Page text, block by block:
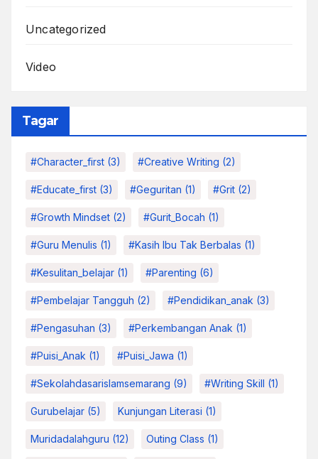
Uncategorized
Video
Tagar
#character_first (3) #Creative Writing (2)
#educate_first (3) #Geguritan (1) #grit (2)
#growth Mindset (2) #Gurit_Bocah (1)
#Guru Menulis (1) #kasih Ibu Tak Berbalas (1)
#kesulitan_belajar (1) #parenting (6)
#pembelajar Tangguh (2) #pendidikan_anak (3)
#pengasuhan (3) #Perkembangan Anak (1)
#Puisi_Anak (1) #Puisi_Jawa (1)
#sekolahdasarislamsemarang (9) #Writing Skill (1)
Gurubelajar (5) Kunjungan Literasi (1)
Muridadalahguru (12) Outing Class (1)